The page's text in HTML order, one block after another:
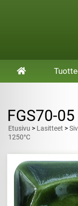
FGS70-
Etusivu > Lasitteet >
1250°C